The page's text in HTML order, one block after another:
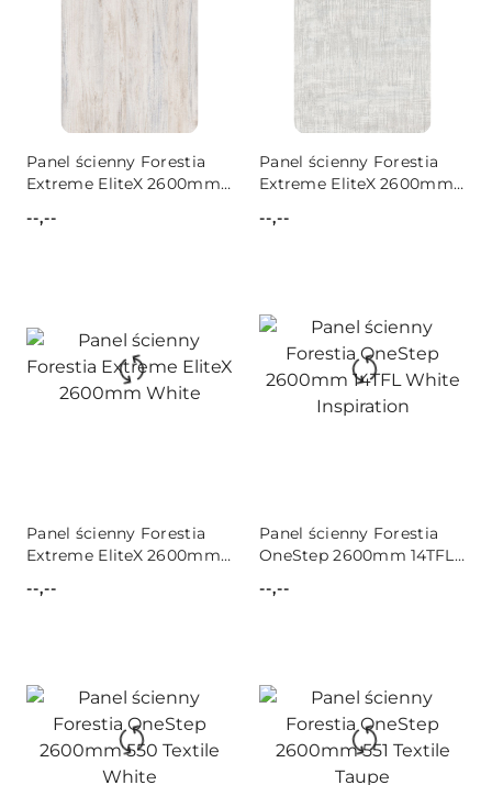
Panel ścienny Forestia
Extreme EliteX 2600mm
Cena:
--,--
Panel ścienny Forestia
Extreme EliteX 2600mm
Cena:
--,--
Panel ścienny Forestia
Extreme EliteX 2600mm
Cena:
--,--
Panel ścienny Forestia
OneStep 2600mm 14TFL
Cena:
--,--